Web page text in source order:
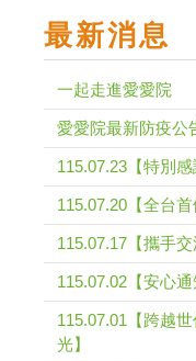
最新消息
一起走進愛愛院
愛愛院最新防疫公
115.07.23【特別
115.07.20【全台
115.07.17【攜手
115.07.02【安心通
115.07.01【跨越
光】